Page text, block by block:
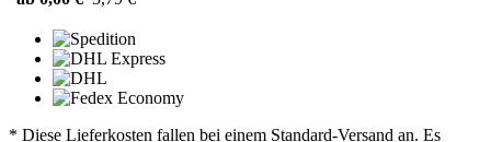
* Diese Lieferkosten fallen bei einem Standard-Versand an. Es